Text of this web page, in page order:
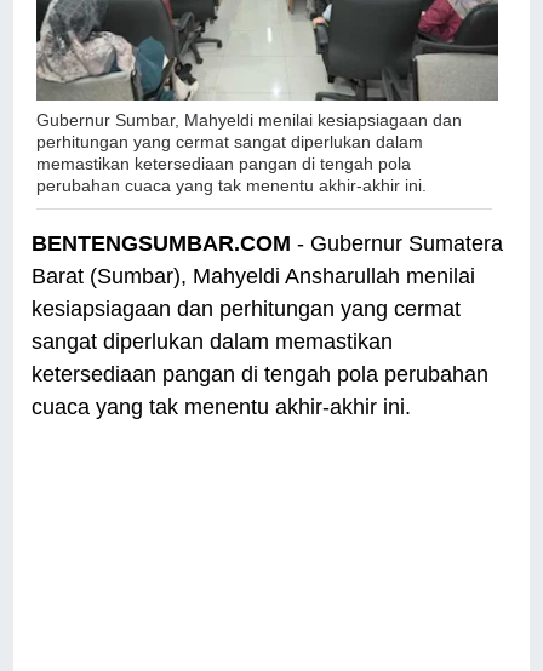
Gubernur Sumbar, Mahyeldi menilai kesiapsiagaan dan
perhitungan yang cermat sangat diperlukan dalam
memastikan ketersediaan pangan di tengah pola
perubahan cuaca yang tak menentu akhir-akhir ini.
BENTENGSUMBAR.COM - Gubernur Sumatera
Barat (Sumbar), Mahyeldi Ansharullah menilai
kesiapsiagaan dan perhitungan yang cermat
sangat diperlukan dalam memastikan
ketersediaan pangan di tengah pola perubahan
cuaca yang tak menentu akhir-akhir ini.